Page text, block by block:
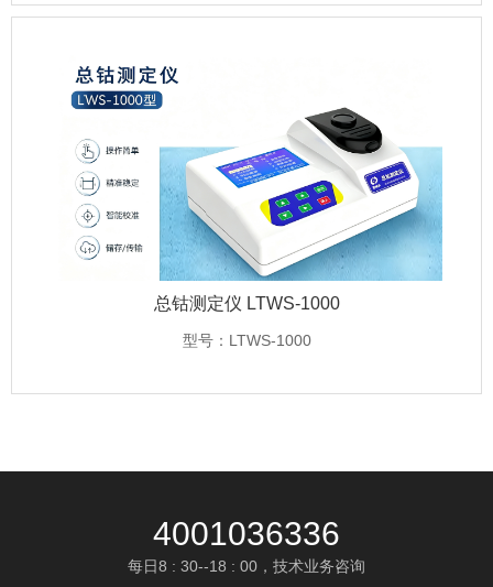
总钴测定仪 LTWS-1000
型号：LTWS-1000
4001036336
每日8 : 30--18 : 00，技术业务咨询